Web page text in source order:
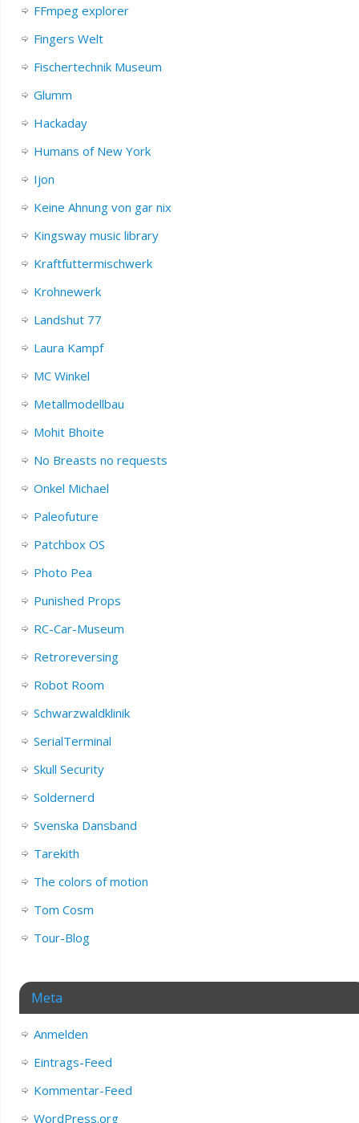
FFmpeg explorer
Fingers Welt
Fischertechnik Museum
Glumm
Hackaday
Humans of New York
Ijon
Keine Ahnung von gar nix
Kingsway music library
Kraftfuttermischwerk
Krohnewerk
Landshut 77
Laura Kampf
MC Winkel
Metallmodellbau
Mohit Bhoite
No Breasts no requests
Onkel Michael
Paleofuture
Patchbox OS
Photo Pea
Punished Props
RC-Car-Museum
Retroreversing
Robot Room
Schwarzwaldklinik
SerialTerminal
Skull Security
Soldernerd
Svenska Dansband
Tarekith
The colors of motion
Tom Cosm
Tour-Blog
Meta
Anmelden
Eintrags-Feed
Kommentar-Feed
WordPress.org